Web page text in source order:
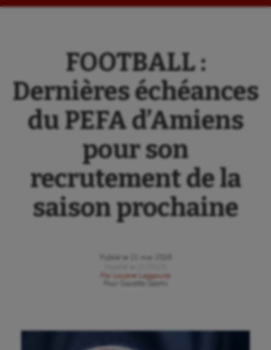
FOOTBALL :
Dernières échéances
du PEFA d’Amiens
pour son
recrutement de la
saison prochaine
Publié le
21 mai 2026
Par
Louane Laggoune
Gazette Sports